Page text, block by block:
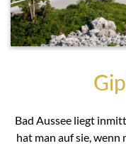
Bad Aussee liegt
hat man auf sie, wenn